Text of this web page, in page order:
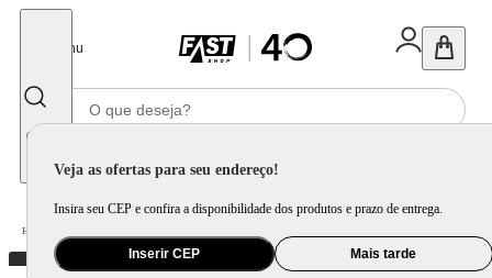
Menu
Veja as ofertas para seu endereço!
Insira seu CEP e confira a disponibilidade dos produtos e prazo de entrega.
Inserir CEP Mais tarde
Home